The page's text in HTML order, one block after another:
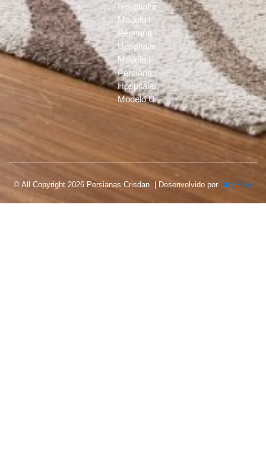
Hospitalar
Modelo I
Persiana
Hospitalar
Modelo L
Persiana
Hospitalar
Modelo U
© All Copyright 2026 Persianas Crisdan | Desenvolvido por DropFlow